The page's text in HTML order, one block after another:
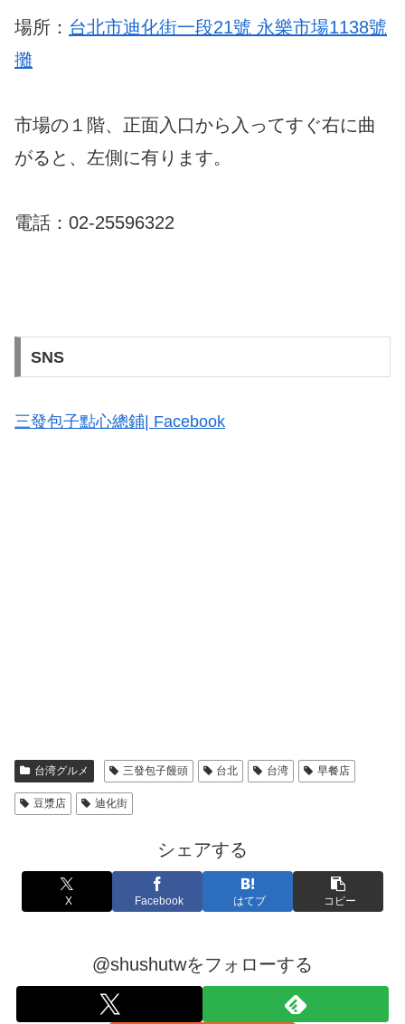
場所： 台北市迪化街一段21號 永樂市場1138號
攤
市場の１階、正面入口から入ってすぐ右に曲
がると、左側に有ります。
電話：02-25596322
SNS
三發包子點心總鋪| Facebook
台湾グルメ 三發包子饅頭 台北 台湾 早餐店
豆漿店 迪化街
シェアする
X Facebook はてブ コピー
@shushutwをフォローする